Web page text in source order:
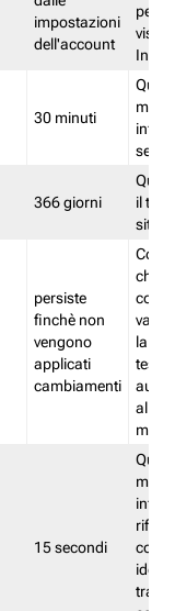
impostazioni
dell'account
30 minuti
366 giorni
il
sito
persiste
finchè non
vengono
applicati
cambiamenti
che
la
test.
15 secondi